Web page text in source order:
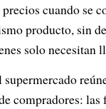
cuando se
producto, sin
solo necesitan
supermercado
compradores: